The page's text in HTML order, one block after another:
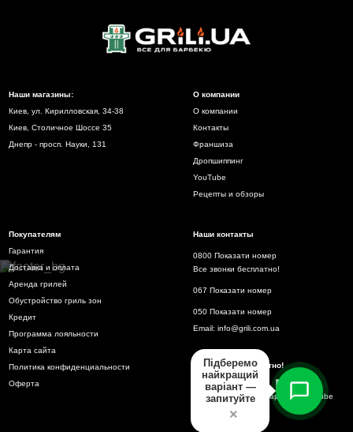
Наши магазины:
Киев, ул. Кирилловская, 34-38
Киев, Столичное Шоссе 35
Днепр - просп. Науки, 131
О компании
О компании
Контакты
Франшиза
Дропшиппинг
YouTube
Рецепты и обзоры
Покупателям
Гарантия
Доставка и оплата
Аренда грилей
Обустройство гриль зон
Кредит
Программа лояльности
Карта сайта
Политика конфиденциальности
Оферта
Наши контакты
0800 Показати номер
Все звонки бесплатно!
067 Показати номер
050 Показати номер
Email: info@grili.com.ua
Все звонки бесплатно!
Підберемо
найкращий
варіант —
запитуйте
×